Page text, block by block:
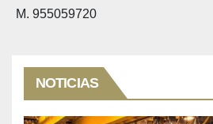
M. 955059720
NOTICIAS